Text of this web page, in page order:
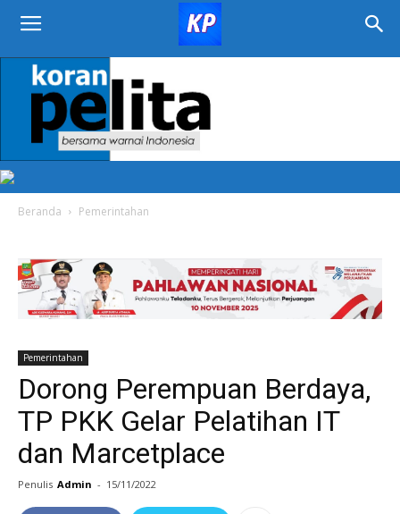
KORAN
PELITA
Beranda Pemerintahan
Pemerintahan
Dorong Perempuan Berdaya,
TP PKK Gelar Pelatihan IT
dan Marcetplace
Penulis Admin - 15/11/2022